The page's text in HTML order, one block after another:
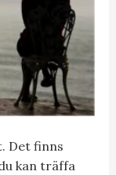
Det finns
kan träffa